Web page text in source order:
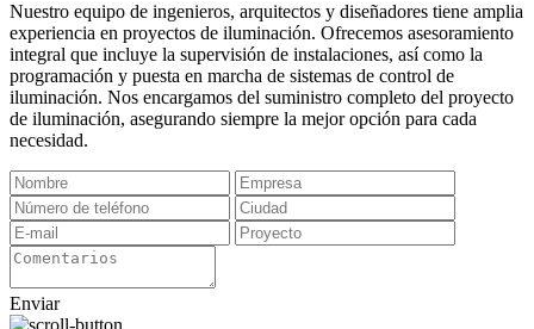
Nuestro equipo de ingenieros, arquitectos y diseñadores tiene amplia
experiencia en proyectos de iluminación. Ofrecemos asesoramiento
integral que incluye la supervisión de instalaciones, así como la
programación y puesta en marcha de sistemas de control de
iluminación. Nos encargamos del suministro completo del proyecto
de iluminación, asegurando siempre la mejor opción para cada
necesidad.
Enviar